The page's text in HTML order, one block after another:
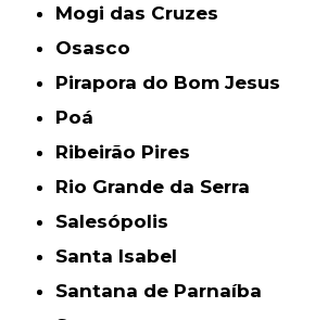
Mogi das Cruzes
Osasco
Pirapora do Bom Jesus
Poá
Ribeirão Pires
Rio Grande da Serra
Salesópolis
Santa Isabel
Santana de Parnaíba